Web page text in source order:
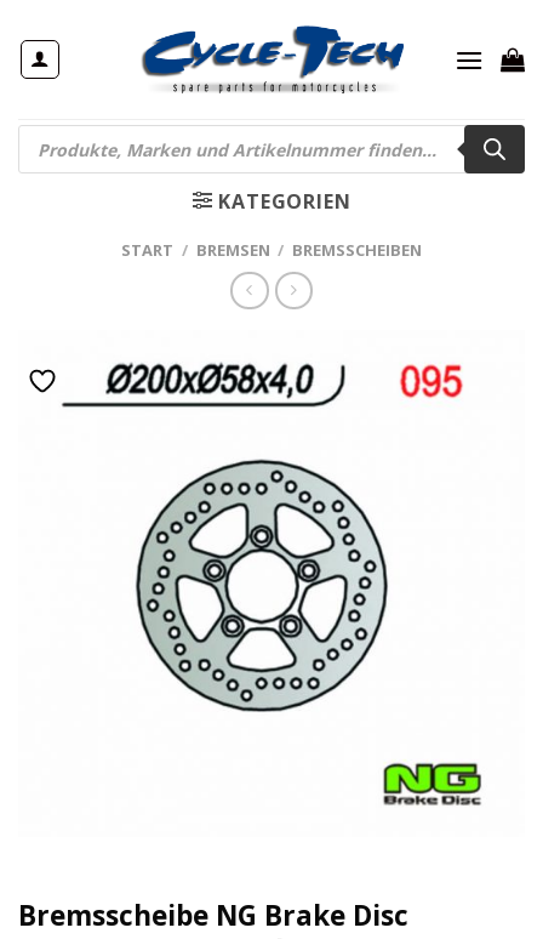
Inhalt
springen
Products
search
KATEGORIEN
START / BREMSEN / BREMSSCHEIBEN
Bremsscheibe NG Brake Disc